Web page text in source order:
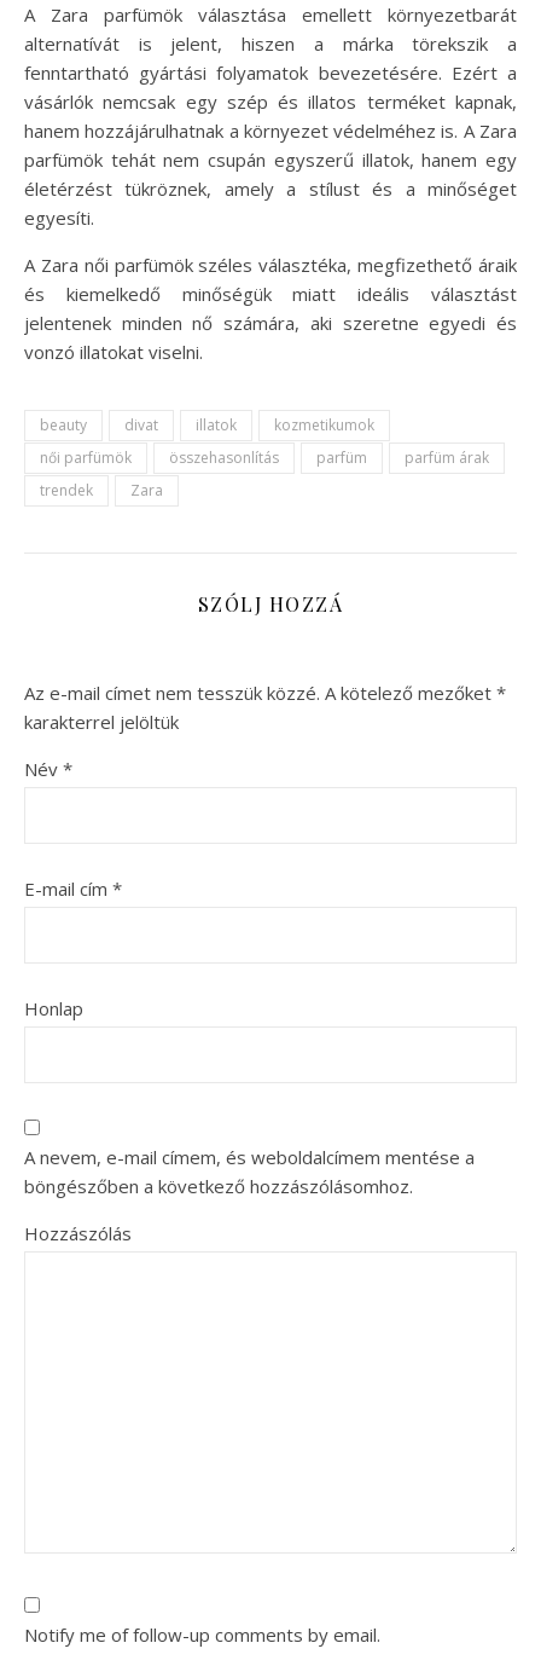
A Zara parfümök választása emellett környezetbarát
alternatívát is jelent, hiszen a márka törekszik a
fenntartható gyártási folyamatok bevezetésére. Ezért a
vásárlók nemcsak egy szép és illatos terméket kapnak,
hanem hozzájárulhatnak a környezet védelméhez is. A Zara
parfümök tehát nem csupán egyszerű illatok, hanem egy
életérzést tükröznek, amely a stílust és a minőséget
egyesíti.
A Zara női parfümök széles választéka, megfizethető áraik
és kiemelkedő minőségük miatt ideális választást
jelentenek minden nő számára, aki szeretne egyedi és
vonzó illatokat viselni.
beauty divat illatok
kozmetikumok
női parfümök
összehasonlítás parfüm
parfüm árak
trendek
Zara
SZÓLJ HOZZÁ
Az e-mail címet nem tesszük közzé. A kötelező mezőket *
karakterrel jelöltük
Név *
E-mail cím *
Honlap
A nevem, e-mail címem, és weboldalcímem mentése a
böngészőben a következő hozzászólásomhoz.
Hozzászólás
Notify me of follow-up comments by email.